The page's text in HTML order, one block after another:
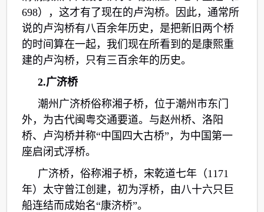
698），这才有了现在的卢沟桥。因此，通常所
说的卢沟桥有八百余年历史，是把新旧两个桥
的时间算在一起，我们现在所看到的是康熙重
建的卢沟桥，只有三百余年的历史。
2.广济桥
潮州广济桥俗称湘子桥，位于潮州市东门
外，为古代闽粤交通要道。与赵州桥、洛阳
桥、卢沟桥并称“中国四大古桥”，为中国第一
座启闭式浮桥。
广济桥，俗称湘子桥，宋乾道七年（1171
年）太守曾江创建，初为浮桥，由八十六只巨
船连结而成始名“康济桥”。